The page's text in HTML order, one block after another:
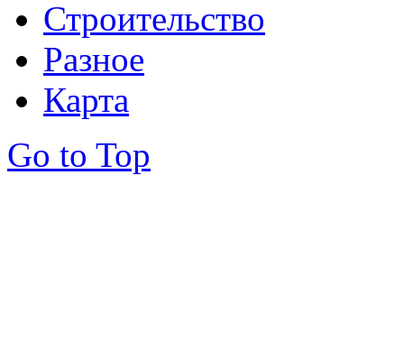
Строительство
Разное
Карта
Go to Top